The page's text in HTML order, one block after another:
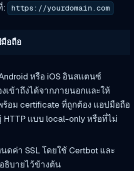
: https://yourdomain.com
อถือ
หรือ iOS อินสแตนซ์
เข้าถึงได้จากภายนอกและให้
ร้อม certificate ที่ถูกต้อง แอปมือถือ
แบบ local-only หรือที่ไม่
ดค่า SSL โดยใช้ Certbot และ
ธิบายไว้ข้างต้น